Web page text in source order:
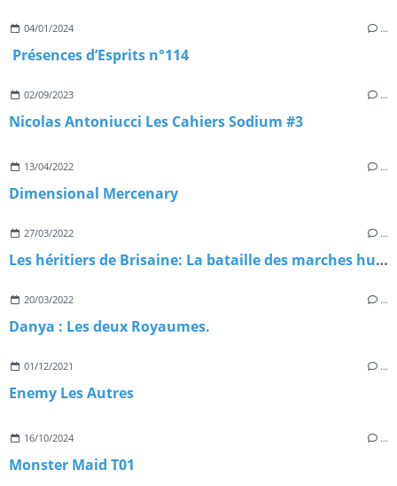
04/01/2024 …
Présences d’Esprits n°114
02/09/2023 …
Nicolas Antoniucci Les Cahiers Sodium #3
13/04/2022 …
Dimensional Mercenary
27/03/2022 …
Les héritiers de Brisaine: La bataille des marches hurleuses –
20/03/2022 …
Danya : Les deux Royaumes.
01/12/2021 …
Enemy Les Autres
16/10/2024 …
Monster Maid T01